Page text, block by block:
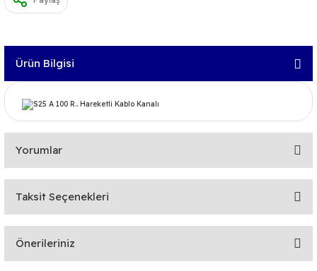
Ürün Bilgisi
Yorumlar
Bu ürüne ilk yorumu siz yapın!
Taksit Seçenekleri
Önerileriniz